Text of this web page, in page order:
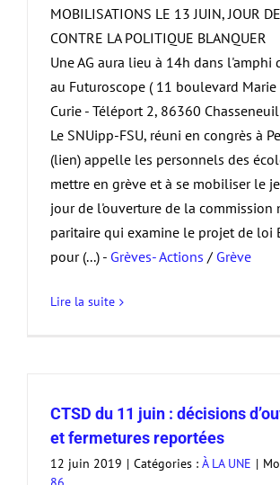
MOBILISATIONS LE 13 JUIN, JOUR
CONTRE LA POLITIQUE BLANQUER
Une AG aura lieu à 14h dans l'amphi
au Futuroscope ( 11 boulevard Marie
Curie - Téléport 2, 86360
Le SNUipp-FSU, réuni en congrès à
(lien) appelle les personnels des
mettre en grève et à se mobiliser le
jour de l'ouverture de la commission
paritaire qui examine le projet de loi
pour (...) - Grèves- Actions / Grève
Lire la suite
CTSD du 11 juin : décisions
et fermetures reportées
12 juin 2019 | Catégories : À LA UNE |